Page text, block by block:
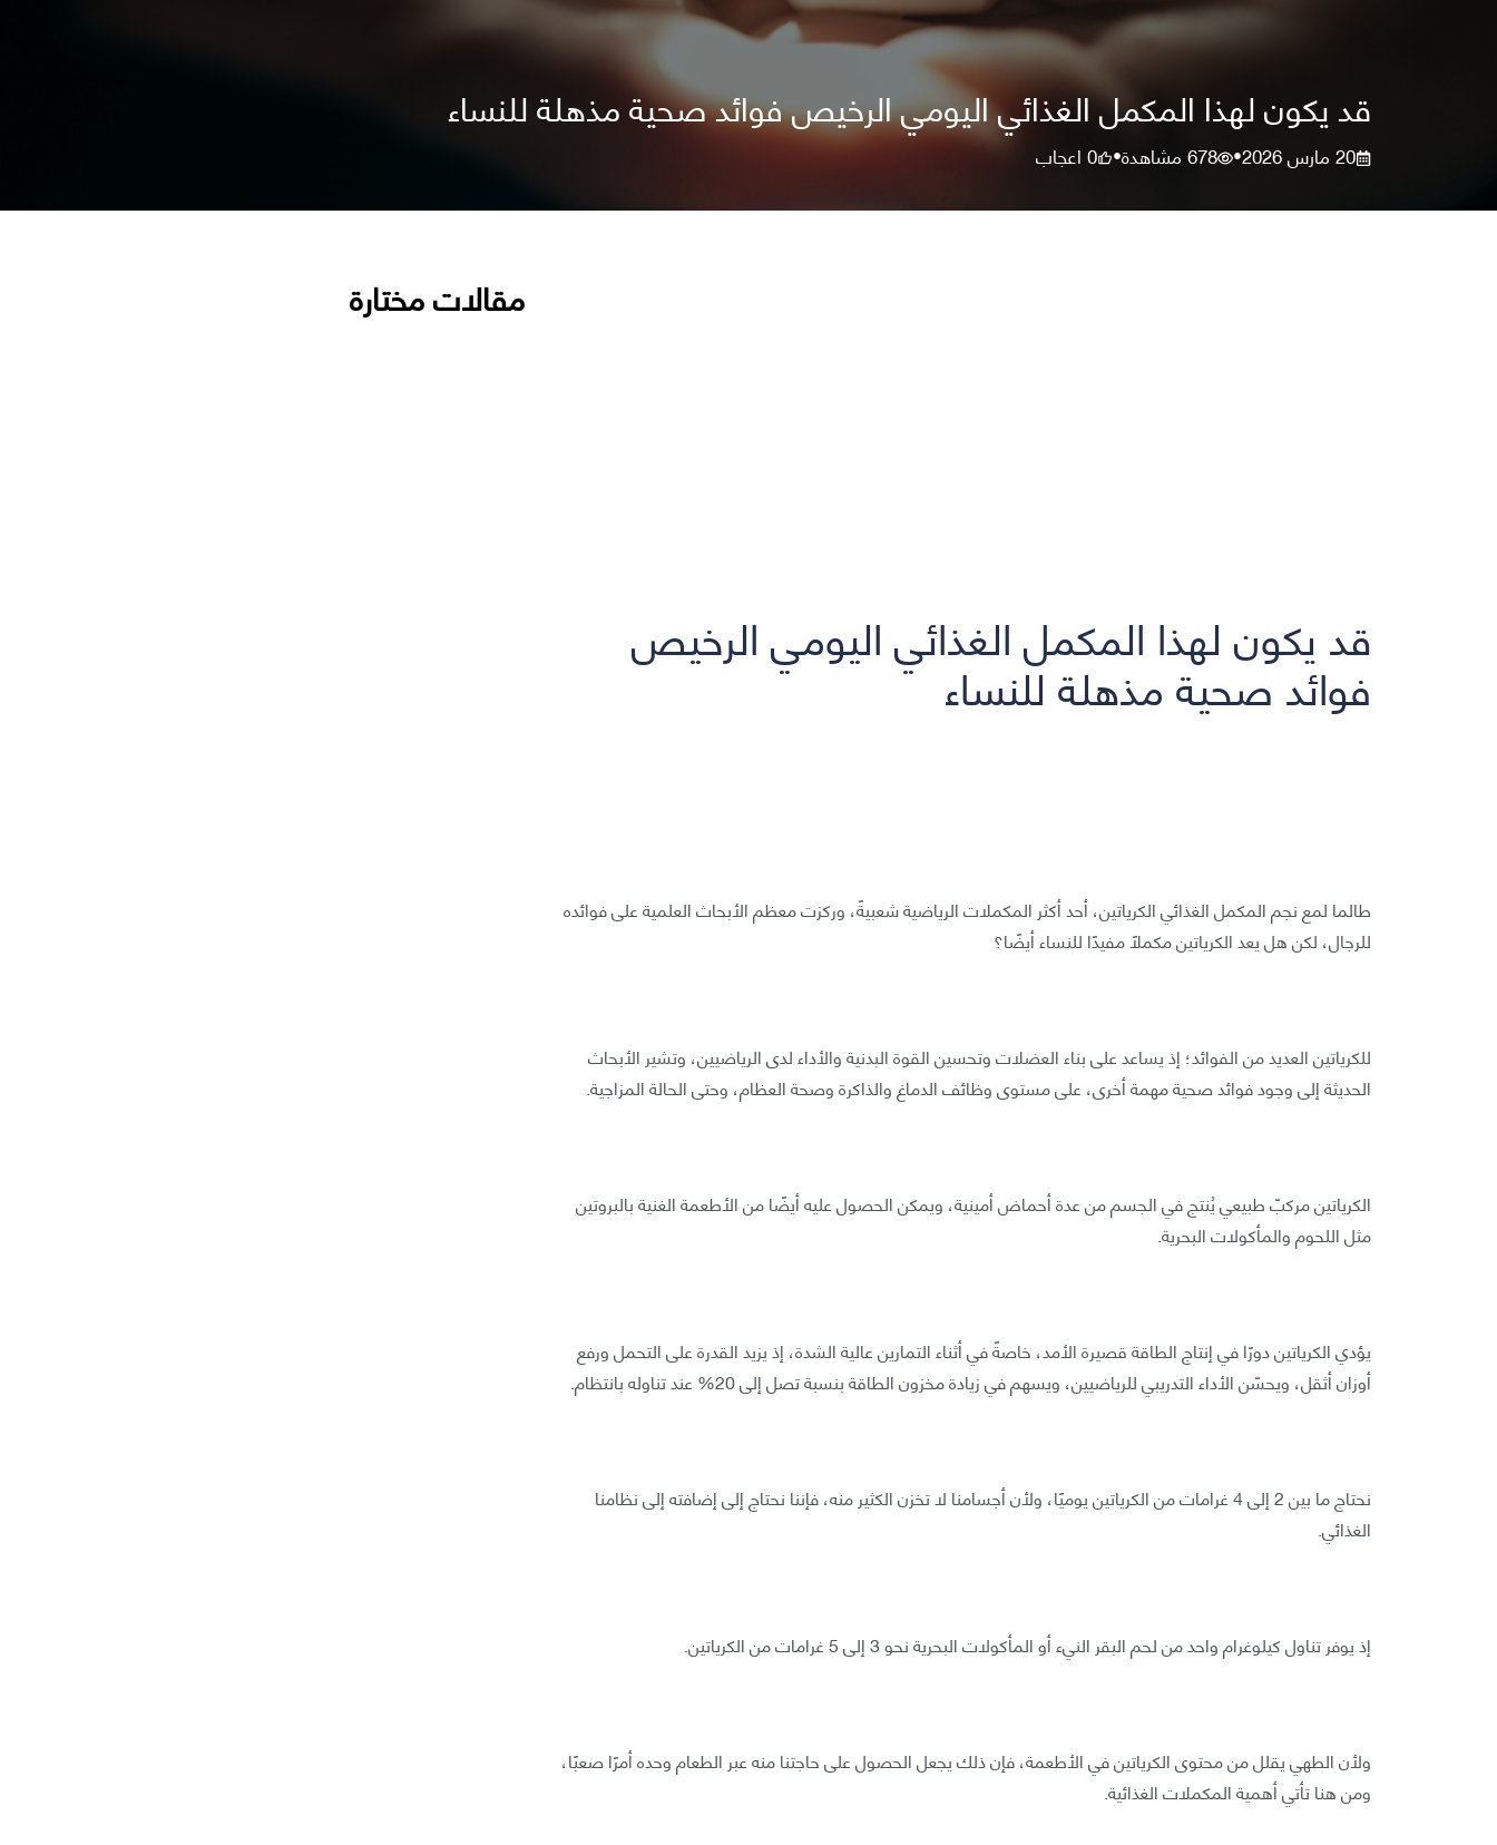
قد يكون لهذا المكمل الغذائي اليومي الرخيص فوائد صحية مذهلة للنساء
20 مارس 2026 •
678مشاهدة•
0اعجاب
قد يكون لهذا المكمل الغذائي اليومي الرخيص
فوائد صحية مذهلة للنساء
طالما لمع نجم المكمل الغذائي الكرياتين، أحد أكثر المكملات الرياضية شعبيةً، وركزت معظم الأبحاث العلمية على فوائده
للرجال، لكن هل يعد الكرياتين مكملًا مفيدًا للنساء أيضًا؟
للكرياتين العديد من الفوائد؛ إذ يساعد على بناء العضلات وتحسين القوة البدنية والأداء لدى الرياضيين، وتشير الأبحاث
الحديثة إلى وجود فوائد صحية مهمة أخرى، على مستوى وظائف الدماغ والذاكرة وصحة العظام، وحتى الحالة المزاجية.
الكرياتين مركبّ طبيعي يُنتج في الجسم من عدة أحماض أمينية، ويمكن الحصول عليه أيضًا من الأطعمة الغنية بالبروتين
مثل اللحوم والمأكولات البحرية.
يؤدي الكرياتين دورًا في إنتاج الطاقة قصيرة الأمد، خاصةً في أثناء التمارين عالية الشدة، إذ يزيد القدرة على التحمل ورفع
أوزان أثقل، ويحسّن الأداء التدريبي للرياضيين، ويسهم في زيادة مخزون الطاقة بنسبة تصل إلى 20% عند تناوله بانتظام.
نحتاج ما بين 2 إلى 4 غرامات من الكرياتين يوميًا، ولأن أجسامنا لا تخزن الكثير منه، فإننا نحتاج إلى إضافته إلى نظامنا
الغذائي.
إذ يوفر تناول كيلوغرام واحد من لحم البقر النيء أو المأكولات البحرية نحو 3 إلى 5 غرامات من الكرياتين.
ولأن الطهي يقلل من محتوى الكرياتين في الأطعمة، فإن ذلك يجعل الحصول على حاجتنا منه عبر الطعام وحده أمرًا صعبًا،
ومن هنا تأتي أهمية المكملات الغذائية.
مقالات مختارة